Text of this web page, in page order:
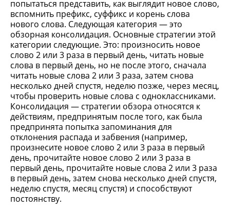
попытаться представить, как выглядит новое слово,
вспомнить префикс, суффикс и корень слова
нового слова. Следующая категория — это
обзорная консолидация. Основные стратегии этой
категории следующие. Это: произносить новое
слово 2 или 3 раза в первый день, читать новые
слова в первый день, но не после этого, сначала
читать новые слова 2 или 3 раза, затем снова
несколько дней спустя, неделю позже, через месяц,
чтобы проверить новые слова с одноклассниками.
Консолидация — стратегии обзора относятся к
действиям, предпринятым после того, как была
предпринята попытка запоминания для
отклонения распада и забвения (например,
произнесите новое слово 2 или 3 раза в первый
день, прочитайте новое слово 2 или 3 раза в
первый день, прочитайте новые слова 2 или 3 раза
в первый день, затем снова несколько дней спустя,
неделю спустя, месяц спустя) и способствуют
постоянству.